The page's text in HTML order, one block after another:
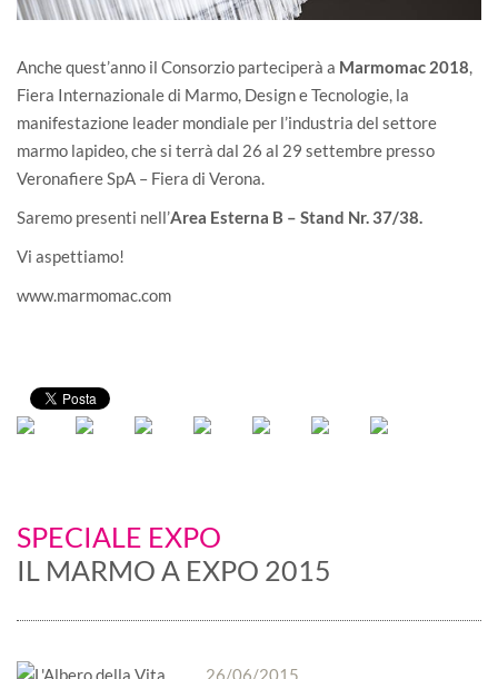
Anche quest’anno il Consorzio parteciperà a Marmomac 2018,
Fiera Internazionale di Marmo, Design e Tecnologie, la
manifestazione leader mondiale per l’industria del settore
marmo lapideo, che si terrà dal 26 al 29 settembre presso
Veronafiere SpA – Fiera di Verona.
Saremo presenti nell’Area Esterna B – Stand Nr. 37/38.
Vi aspettiamo!
www.marmomac.com
SPECIALE EXPO
IL MARMO A EXPO 2015
26/06/2015